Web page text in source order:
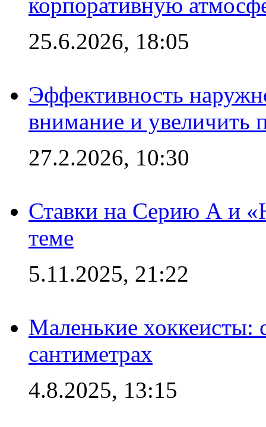
25.6.2026, 18:05
Эффективность
внимание и увеличить
27.2.2026, 10:30
Ставки на Серию А и
теме
5.11.2025, 21:22
Маленькие хоккеисты:
сантиметрах
4.8.2025, 13:15